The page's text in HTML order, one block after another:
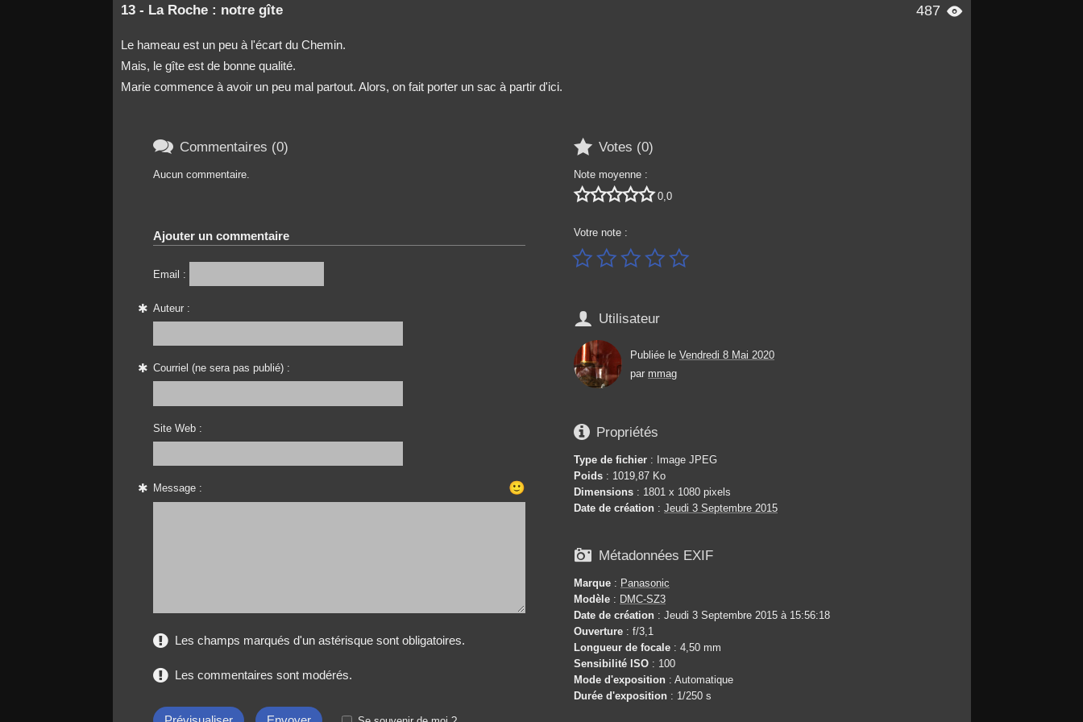
487 
13 - La Roche : notre gîte
Le hameau est un peu à l'écart du Chemin.
Mais, le gîte est de bonne qualité.
Marie commence à avoir un peu mal partout. Alors, on fait porter un sac à partir d'ici.
 Votes (0)
Note moyenne :
 0,0
Votre note :

 Utilisateur
Publiée le Vendredi 8 Mai 2020
par mmag
 Propriétés
Type de fichier : Image JPEG
Poids : 1019,87 Ko
Dimensions : 1801 x 1080 pixels
Date de création : Jeudi 3 Septembre 2015
 Métadonnées EXIF
Marque : Panasonic
Modèle : DMC-SZ3
Date de création : Jeudi 3 Septembre 2015 à 15:56:18
Ouverture : f/3,1
Longueur de focale : 4,50 mm
Sensibilité ISO : 100
Mode d'exposition : Automatique
Durée d'exposition : 1/250 s
 Commentaires (0)
Aucun commentaire.
Ajouter un commentaire
Email :
Auteur :
Courriel (ne sera pas publié) :
Site Web :
Message : 🙂
Les champs marqués d'un astérisque sont obligatoires.
Les commentaires sont modérés.